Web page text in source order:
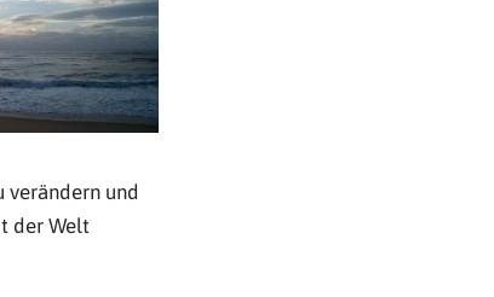
verändern und
der Welt